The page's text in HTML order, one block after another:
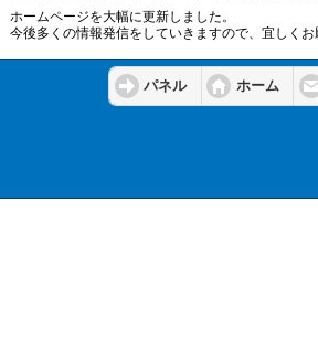
ホームページを大幅に更新しました。
今後多くの情報発信をしていきますので、宜しくお
パネル ホーム